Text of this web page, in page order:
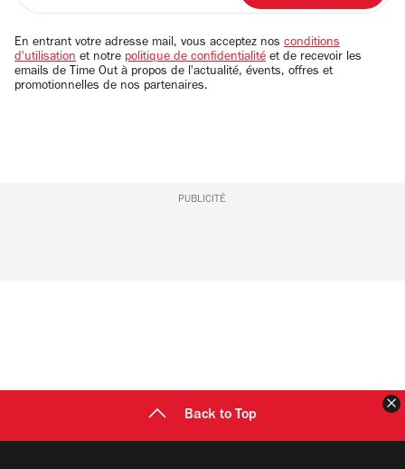
email
En entrant votre adresse mail, vous acceptez nos conditions
d'utilisation et notre politique de confidentialité et de recevoir les
emails de Time Out à propos de l'actualité, évents, offres et
promotionnelles de nos partenaires.
PUBLICITÉ
Back to Top